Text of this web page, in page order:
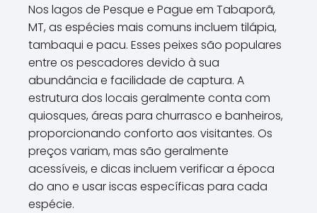
Nos lagos de Pesque e Pague em Tabaporã,
MT, as espécies mais comuns incluem tilápia,
tambaqui e pacu. Esses peixes são populares
entre os pescadores devido à sua
abundância e facilidade de captura. A
estrutura dos locais geralmente conta com
quiosques, áreas para churrasco e banheiros,
proporcionando conforto aos visitantes. Os
preços variam, mas são geralmente
acessíveis, e dicas incluem verificar a época
do ano e usar iscas específicas para cada
espécie.